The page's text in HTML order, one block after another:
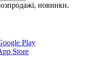
новинки.
Play
Store